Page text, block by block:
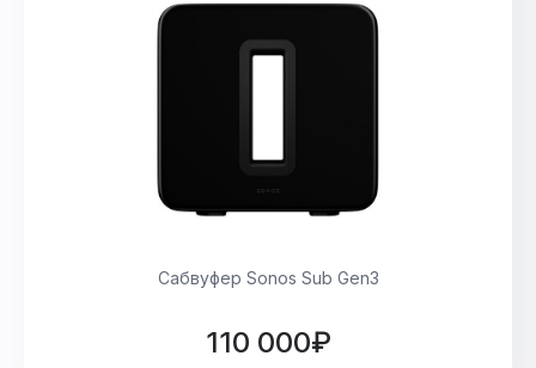
Сабвуфер Sonos Sub Gen3
110 000₽